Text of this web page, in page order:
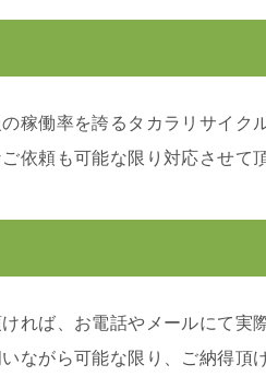
稼働率を誇るタカラリサイク
依頼も可能な限り対応させて
れば、お電話やメールにて実
ながら可能な限り、ご納得頂